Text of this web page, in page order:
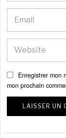
Enregistrer mon
mon prochain